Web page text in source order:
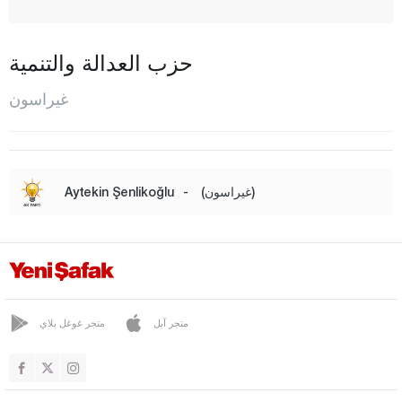
ديريلي
دوروغلو
غوجيه
كيشاب
كوفانلك
المركز
اورين
حزب العدالة والتنمية
غيراسون
Aytekin Şenlikoğlu - (غيراسون)
متجر غوغل بلاي متجر آبل